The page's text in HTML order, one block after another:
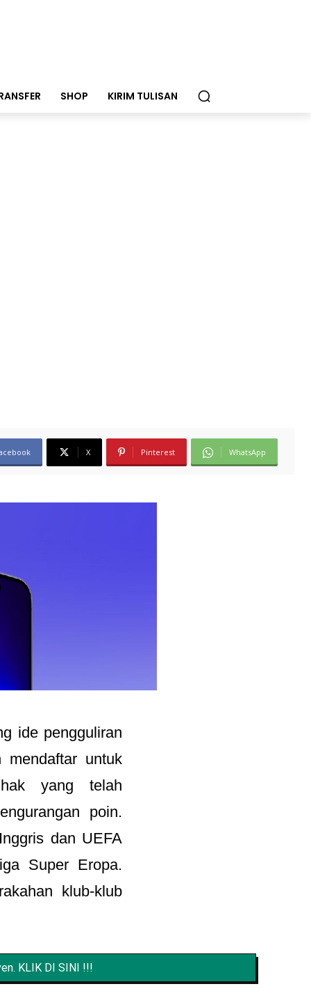
SHOP KIRIM TULISAN
X Pinterest WhatsApp
ide pengguliran
untuk
yang telah
poin.
dan UEFA
Super Eropa.
klub-klub
KLIK DI SINI !!!